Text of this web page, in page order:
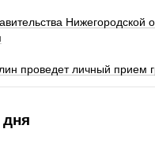
Нижегородской
проведет личный прием
дня